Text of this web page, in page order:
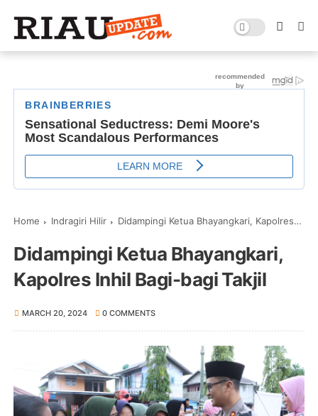
Home Indragiri Hilir Didampingi Ketua Bhayangkari, Kapolres Inhil Bagi-bagi Takjil
Didampingi Ketua Bhayangkari,
Kapolres Inhil Bagi-bagi Takjil
MARCH 20, 2024 0 COMMENTS